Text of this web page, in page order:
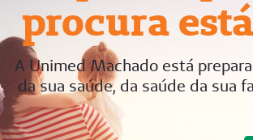
procura
A Unimed Machado está
da sua saúde, da saúde da sua